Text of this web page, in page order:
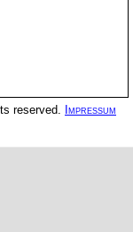
reserved. Impressum